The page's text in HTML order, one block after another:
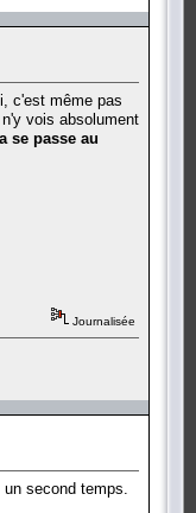
c'est même pas
n'y vois absolument
se passe au
Journalisée
second temps.